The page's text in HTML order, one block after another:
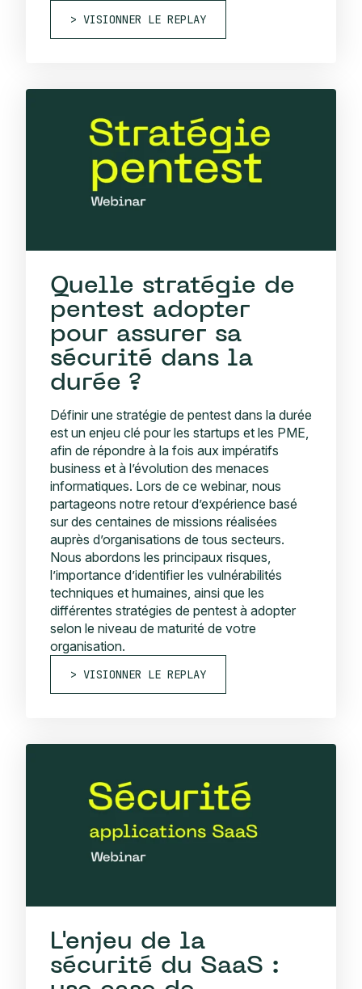
VISIONNER LE REPLAY
Quelle stratégie de
pentest adopter
pour assurer sa
sécurité dans la
durée ?
Définir une stratégie de pentest dans la durée
est un enjeu clé pour les startups et les PME,
afin de répondre à la fois aux impératifs
business et à l’évolution des menaces
informatiques. Lors de ce webinar, nous
partageons notre retour d’expérience basé
sur des centaines de missions réalisées
auprès d’organisations de tous secteurs.
Nous abordons les principaux risques,
l’importance d’identifier les vulnérabilités
techniques et humaines, ainsi que les
différentes stratégies de pentest à adopter
selon le niveau de maturité de votre
organisation.
VISIONNER LE REPLAY
L'enjeu de la
sécurité du SaaS :